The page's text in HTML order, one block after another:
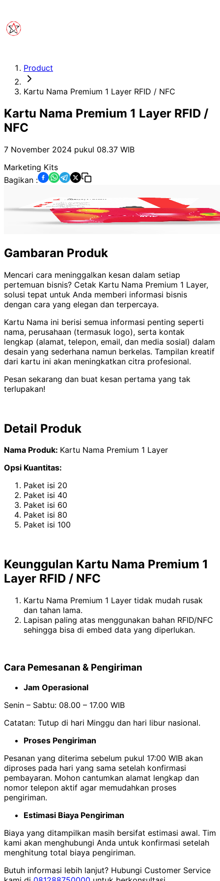
Product
Kartu Nama Premium 1 Layer RFID / NFC
Kartu Nama Premium 1 Layer RFID /
NFC
7 November 2024 pukul 08.37 WIB
Marketing Kits
Bagikan :
Gambaran Produk
Mencari cara meninggalkan kesan dalam setiap
pertemuan bisnis? Cetak Kartu Nama Premium 1 Layer,
solusi tepat untuk Anda memberi informasi bisnis
dengan cara yang elegan dan terpercaya.
Kartu Nama ini berisi semua informasi penting seperti
nama, perusahaan (termasuk logo), serta kontak
lengkap (alamat, telepon, email, dan media sosial) dalam
desain yang sederhana namun berkelas. Tampilan kreatif
dari kartu ini akan meningkatkan citra profesional.
Pesan sekarang dan buat kesan pertama yang tak
terlupakan!
Detail Produk
Nama Produk: Kartu Nama Premium 1 Layer
Opsi Kuantitas:
Paket isi 20
Paket isi 40
Paket isi 60
Paket isi 80
Paket isi 100
Keunggulan Kartu Nama Premium 1
Layer RFID / NFC
Kartu Nama Premium 1 Layer tidak mudah rusak
dan tahan lama.
Lapisan paling atas menggunakan bahan RFID/NFC
sehingga bisa di embed data yang diperlukan.
Cara Pemesanan & Pengiriman
Jam Operasional
Senin – Sabtu: 08.00 – 17.00 WIB
Catatan: Tutup di hari Minggu dan hari libur nasional.
Proses Pengiriman
Pesanan yang diterima sebelum pukul 17:00 WIB akan
diproses pada hari yang sama setelah konfirmasi
pembayaran. Mohon cantumkan alamat lengkap dan
nomor telepon aktif agar memudahkan proses
pengiriman.
Estimasi Biaya Pengiriman
Biaya yang ditampilkan masih bersifat estimasi awal. Tim
kami akan menghubungi Anda untuk konfirmasi setelah
menghitung total biaya pengiriman.
Butuh informasi lebih lanjut? Hubungi Customer Service